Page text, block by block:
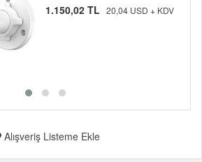
1.150,02 TL 20,04 USD + KDV
Alışveriş Listeme Ekle